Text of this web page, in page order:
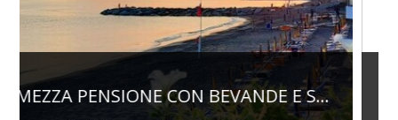
E S... PENSIONE COMPLETA -